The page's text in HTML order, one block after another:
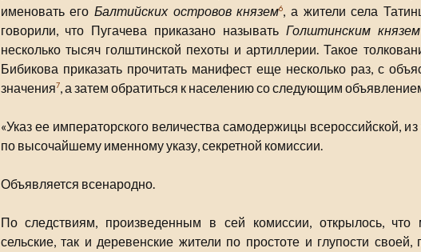
именовать его Балтийских островов князем6, а жители села
говорили, что Пугачева приказано называть Голштинским князем
несколько тысяч голштинской пехоты и артиллерии. Такое
Бибикова приказать прочитать манифест еще несколько раз, с
значения7, а затем обратиться к населению со следующим
«Указ ее императорского величества самодержицы всероссийской,
по высочайшему именному указу, секретной комиссии.
Объявляется всенародно.
По следствиям, произведенным в сей комиссии, открылось, что
сельские, так и деревенские жители по простоте и глупости